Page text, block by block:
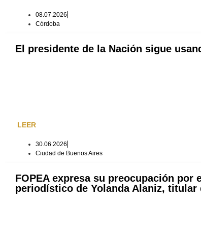
08.07.2026
Córdoba
El presidente de la Nación sigue
LEER
30.06.2026
Ciudad de Buenos Aires
FOPEA expresa su preocupación
periodístico de Yolanda Alaniz, titular